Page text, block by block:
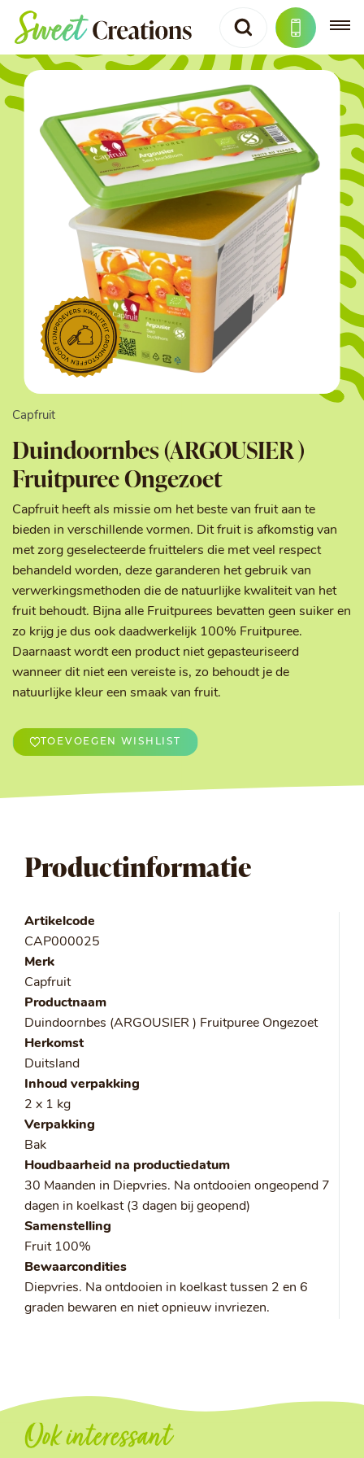
Capfruit
Duindoornbes (ARGOUSIER )
Fruitpuree Ongezoet
Capfruit heeft als missie om het beste van fruit aan te
bieden in verschillende vormen. Dit fruit is afkomstig van
met zorg geselecteerde fruittelers die met veel respect
behandeld worden, deze garanderen het gebruik van
verwerkingsmethoden die de natuurlijke kwaliteit van het
fruit behoudt. Bijna alle Fruitpurees bevatten geen suiker en
zo krijg je dus ook daadwerkelijk 100% Fruitpuree.
Daarnaast wordt een product niet gepasteuriseerd
wanneer dit niet een vereiste is, zo behoudt je de
natuurlijke kleur een smaak van fruit.
TOEVOEGEN WISHLIST
Productinformatie
Artikelcode
CAP000025
Merk
Capfruit
Productnaam
Duindoornbes (ARGOUSIER ) Fruitpuree Ongezoet
Herkomst
Duitsland
Inhoud verpakking
2 x 1 kg
Verpakking
Bak
Houdbaarheid na productiedatum
30 Maanden in Diepvries. Na ontdooien ongeopend 7
dagen in koelkast (3 dagen bij geopend)
Samenstelling
Fruit 100%
Bewaarcondities
Diepvries. Na ontdooien in koelkast tussen 2 en 6
graden bewaren en niet opnieuw invriezen.
Ook interessant